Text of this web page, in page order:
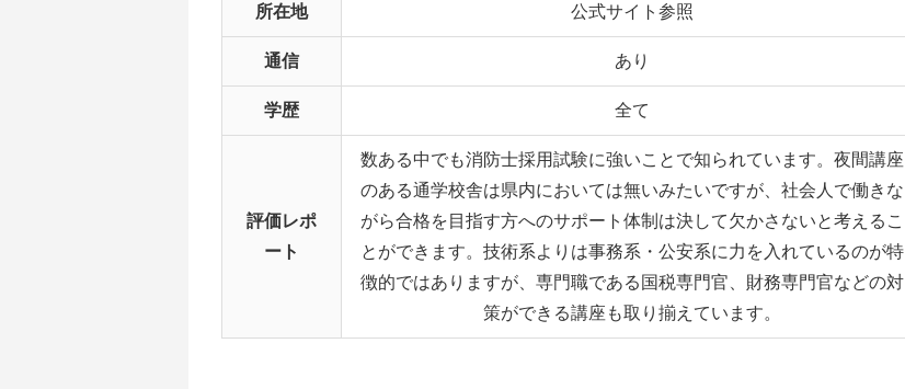
所在地 公式サイト参照
通信 あり
学歴 全て
評価レポ
ート
数ある中でも消防士採用試験に強いことで知られています。夜間講座
のある通学校舎は県内においては無いみたいですが、社会人で働きな
がら合格を目指す方へのサポート体制は決して欠かさないと考えるこ
とができます。技術系よりは事務系・公安系に力を入れているのが特
徴的ではありますが、専門職である国税専門官、財務専門官などの対
策ができる講座も取り揃えています。